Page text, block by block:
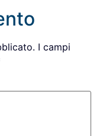
I campi